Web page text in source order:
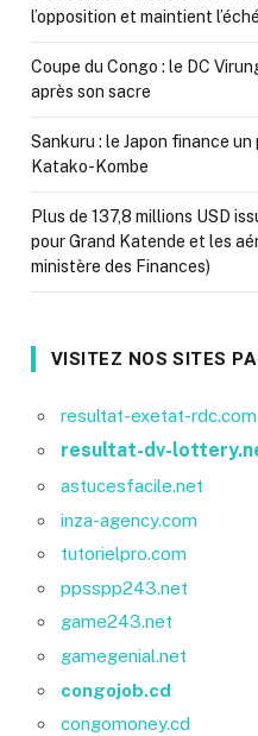
l’opposition et maintient
Coupe du Congo : le DC
après son sacre
Sankuru : le Japon finance
Katako-Kombe
Plus de 137,8 millions USD
pour Grand Katende et les
ministère des Finances)
VISITEZ NOS SITES
resultat-exetat-rdc.com
resultat-dv-
astucesfacile.net
inza-agency.com
tutorielpro.com
ppsspp243.net
game243.net
gamegenial.net
congojob.cd
congomoney.cd